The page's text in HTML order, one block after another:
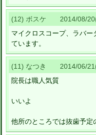
(12) ボスケ 2014/08/
マイクロスコープ、ラバ
ています。
(11) なつき 2014/06/
院長は職人気質
いいよ
他所のところでは抜歯予定